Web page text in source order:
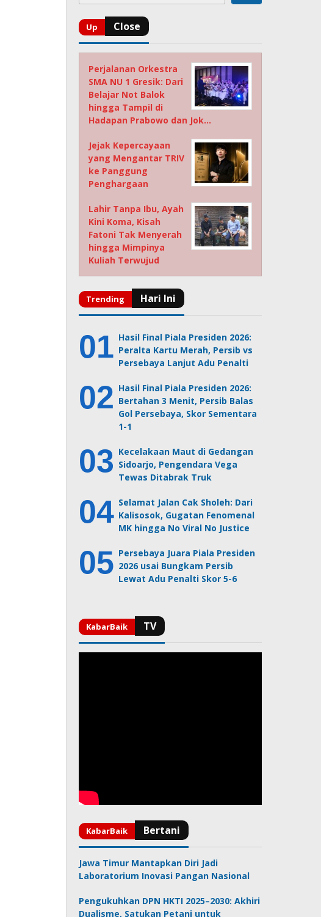
Perjalanan Orkestra
SMA NU 1 Gresik: Dari
Belajar Not Balok
hingga Tampil di
Hadapan Prabowo dan Jok…
Jejak Kepercayaan
yang Mengantar TRIV
ke Panggung
Penghargaan
Lahir Tanpa Ibu, Ayah
Kini Koma, Kisah
Fatoni Tak Menyerah
hingga Mimpinya
Kuliah Terwujud
Hasil Final Piala Presiden 2026:
Peralta Kartu Merah, Persib vs
Persebaya Lanjut Adu Penalti
Hasil Final Piala Presiden 2026:
Bertahan 3 Menit, Persib Balas
Gol Persebaya, Skor Sementara
1-1
Kecelakaan Maut di Gedangan
Sidoarjo, Pengendara Vega
Tewas Ditabrak Truk
Selamat Jalan Cak Sholeh: Dari
Kalisosok, Gugatan Fenomenal
MK hingga No Viral No Justice
Persebaya Juara Piala Presiden
2026 usai Bungkam Persib
Lewat Adu Penalti Skor 5-6
Jawa Timur Mantapkan Diri Jadi
Laboratorium Inovasi Pangan Nasional
Pengukuhkan DPN HKTI 2025–2030: Akhiri
Dualisme, Satukan Petani untuk